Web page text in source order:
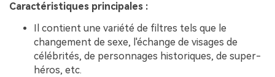
Caractéristiques principales :
Il contient une variété de filtres tels que le
changement de sexe, l'échange de visages de
célébrités, de personnages historiques, de super-
héros, etc.